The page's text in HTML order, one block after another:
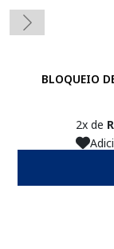
BLOQUEIO
2x de